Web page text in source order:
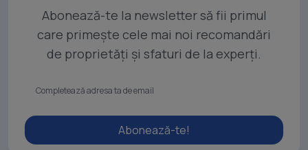
Abonează-te la newsletter să fii primul
care primește cele mai noi recomandări
de proprietăți și sfaturi de la experți.
Abonează-te!